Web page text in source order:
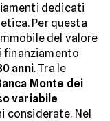
dedicati
Per questa
del valore
finanziamento
anni. Tra le
Monte dei
variabile
considerate. Nel